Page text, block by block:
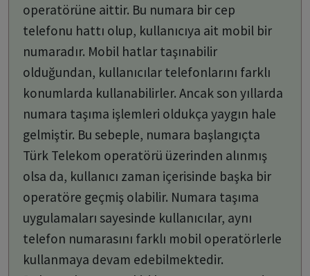
operatörüne aittir. Bu numara bir cep
telefonu hattı olup, kullanıcıya ait mobil bir
numaradır. Mobil hatlar taşınabilir
olduğundan, kullanıcılar telefonlarını farklı
konumlarda kullanabilirler. Ancak son yıllarda
numara taşıma işlemleri oldukça yaygın hale
gelmiştir. Bu sebeple, numara başlangıçta
Türk Telekom operatörü üzerinden alınmış
olsa da, kullanıcı zaman içerisinde başka bir
operatöre geçmiş olabilir. Numara taşıma
uygulamaları sayesinde kullanıcılar, aynı
telefon numarasını farklı mobil operatörlerle
kullanmaya devam edebilmektedir.